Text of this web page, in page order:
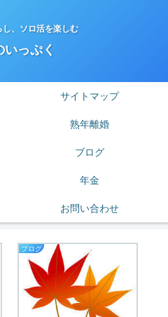
し、ソロ活を楽しむ
いっぷく
サイトマップ
熟年離婚
ブログ
年金
お問い合わせ
ブログ